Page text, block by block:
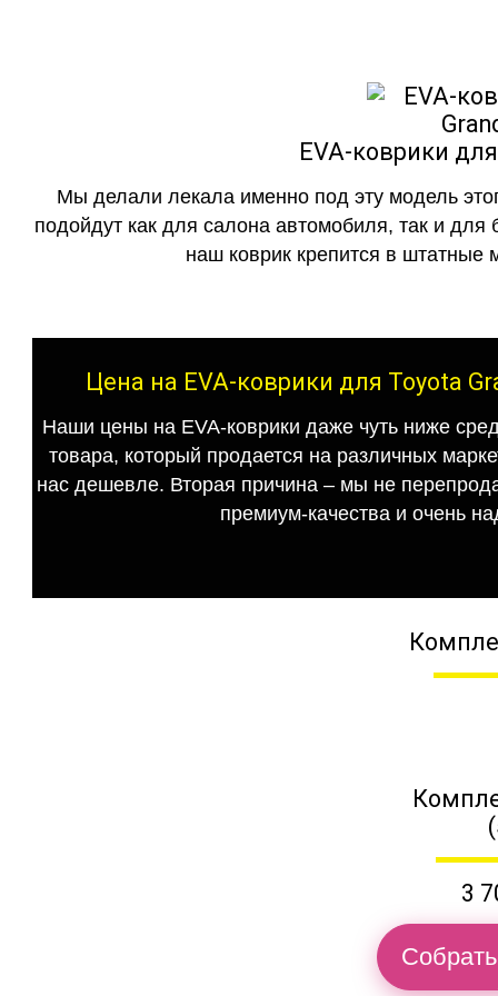
EVA-коврики
Мы делали лекала именно под эту модель
подойдут как для салона автомобиля, так и для
наш коврик крепится в штатные
Цена на EVA-коврики для Toyota
Наши цены на EVA-коврики даже чуть ниже
товара, который продается на различных
нас дешевле. Вторая причина – мы не
премиум-качества и очень
3